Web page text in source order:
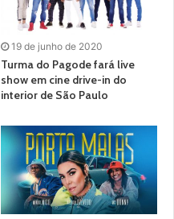
19 de junho de 2020
Turma do Pagode fará live
show em cine drive-in do
interior de São Paulo